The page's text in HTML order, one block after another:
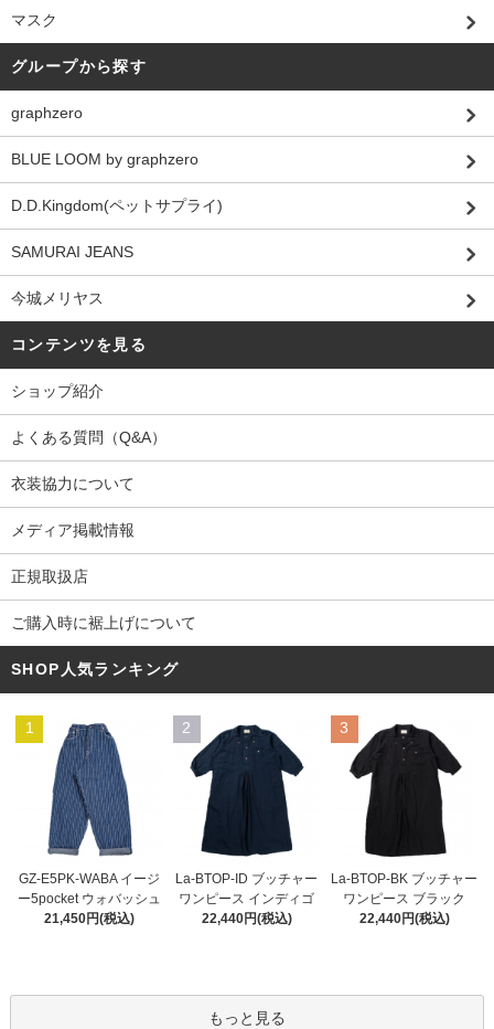
マスク
グループから探す
graphzero
BLUE LOOM by graphzero
D.D.Kingdom(ペットサプライ)
SAMURAI JEANS
今城メリヤス
コンテンツを見る
ショップ紹介
よくある質問（Q&A）
衣装協力について
メディア掲載情報
正規取扱店
ご購入時に裾上げについて
SHOP人気ランキング
1
GZ-E5PK-WABA イージ
ー5pocket ウォバッシュ
21,450円(税込)
2
La-BTOP-ID ブッチャー
ワンピース インディゴ
22,440円(税込)
3
La-BTOP-BK ブッチャー
ワンピース ブラック
22,440円(税込)
もっと見る